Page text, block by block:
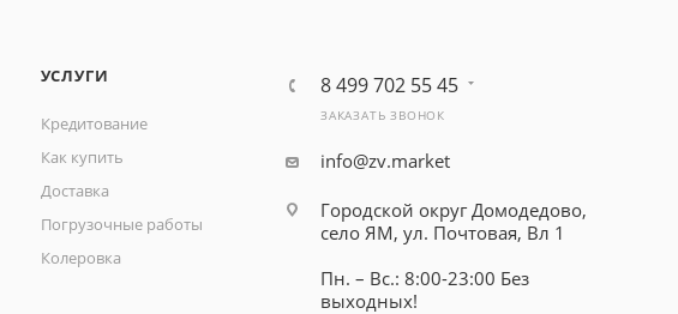
УСЛУГИ
Кредитование
Как купить
Доставка
Погрузочные работы
Колеровка
8 499 702 55 45
ЗАКАЗАТЬ ЗВОНОК
info@zv.market
Городской округ Домодедово,
село ЯМ, ул. Почтовая, Вл 1
Пн. – Вс.: 8:00-23:00 Без
выходных!